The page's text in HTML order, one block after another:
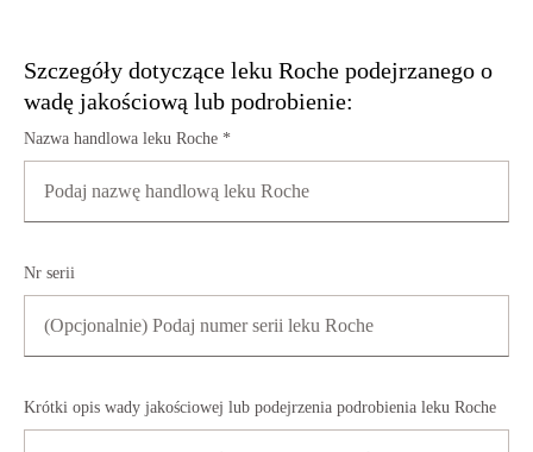
Szczegóły dotyczące leku Roche podejrzanego o
wadę jakościową lub podrobienie:
Nazwa handlowa leku Roche *
Nr serii
Krótki opis wady jakościowej lub podejrzenia podrobienia leku Roche